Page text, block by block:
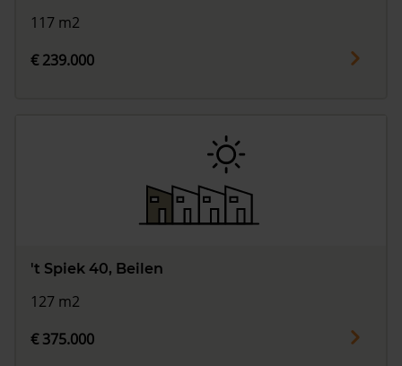
117 m2
€ 239.000
't Spiek 40, Beilen
127 m2
€ 375.000